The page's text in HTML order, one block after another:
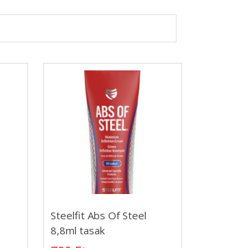
Steelfit Abs Of Steel
8,8ml tasak
Steelfit Abs Of Steel
8,8ml tasak